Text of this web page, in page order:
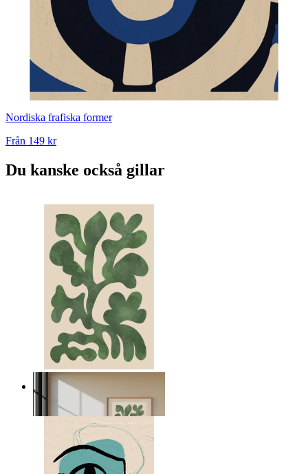
Nordiska frafiska former
Från 149 kr
Du kanske också gillar
Nordiska gröna former
149 kr